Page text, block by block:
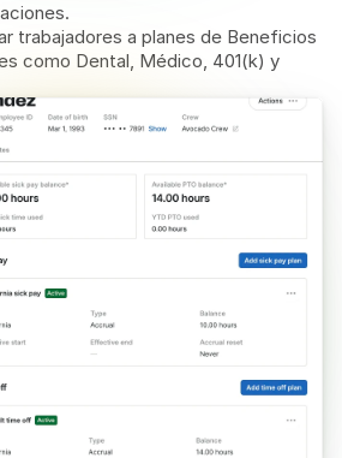
trabajadores a planes de Beneficios
como Dental, Médico, 401(k) y